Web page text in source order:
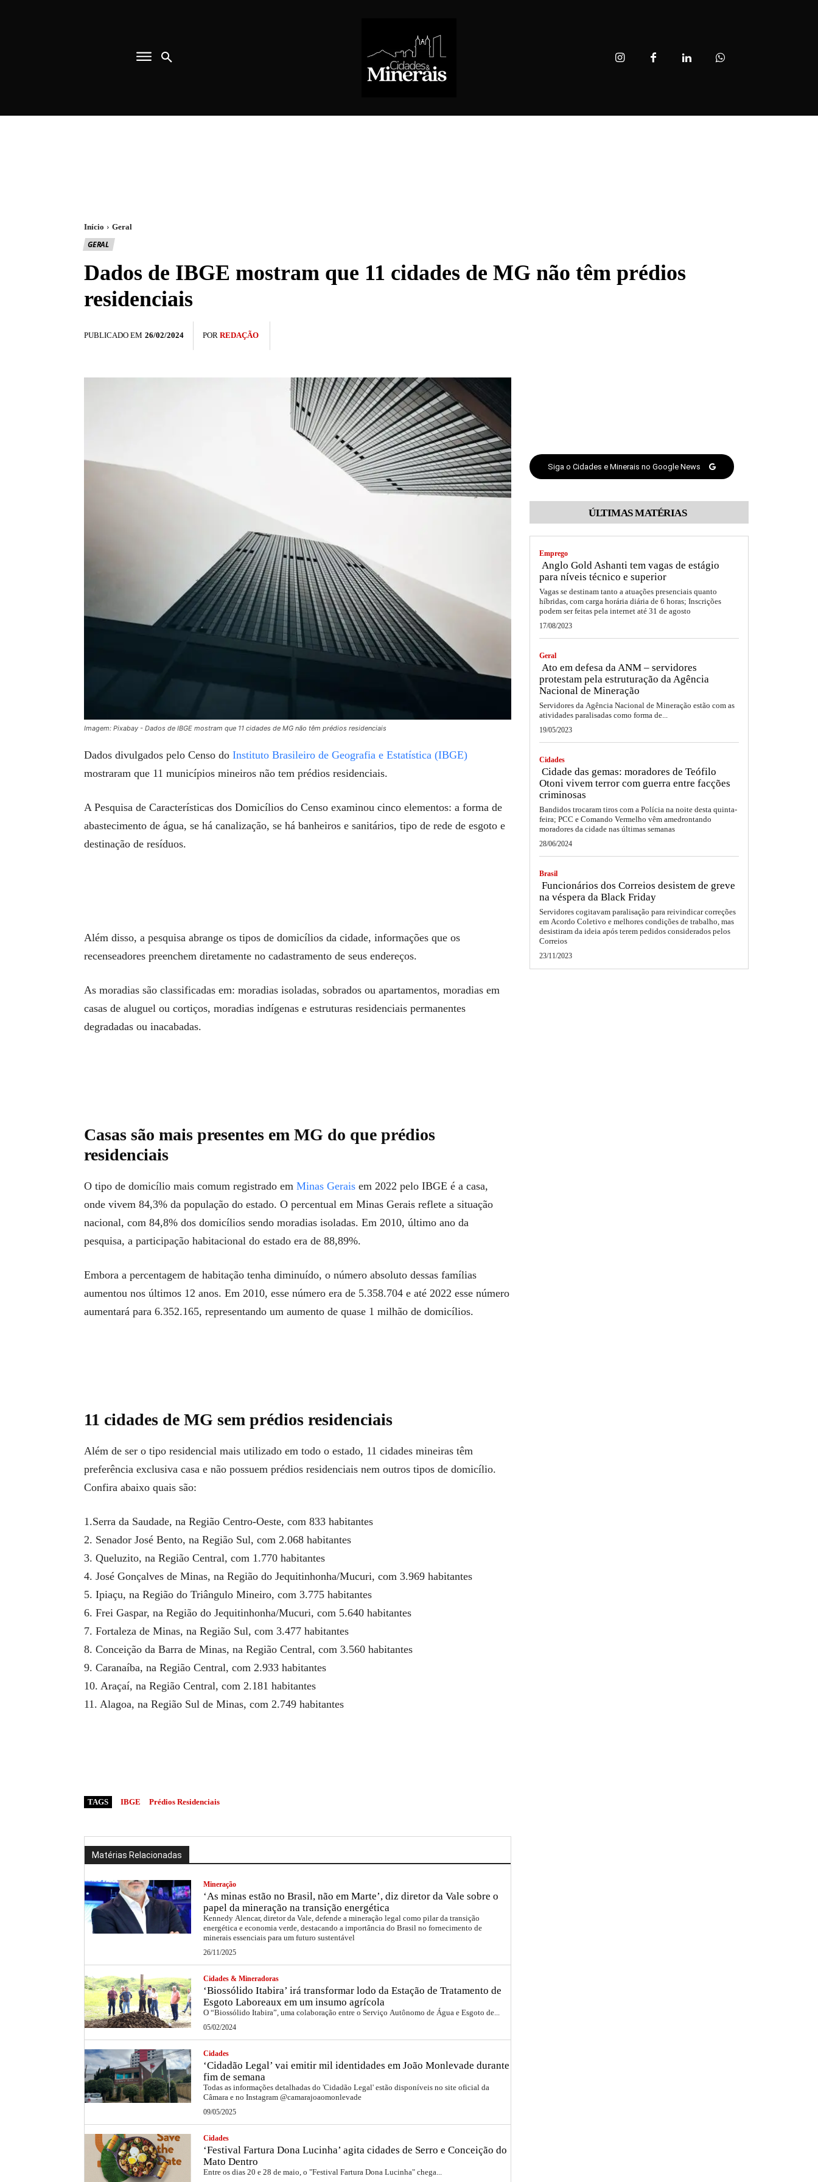
Início Geral
GERAL
Dados de IBGE mostram que 11 cidades de MG não têm prédios
residenciais
PUBLICADO EM 26/02/2024 POR REDAÇÃO
Imagem: Pixabay - Dados de IBGE mostram que 11 cidades de MG não têm prédios residenciais
Dados divulgados pelo Censo do Instituto Brasileiro de Geografia e Estatística (IBGE)
mostraram que 11 municípios mineiros não tem prédios residenciais.
A Pesquisa de Características dos Domicílios do Censo examinou cinco elementos: a forma de
abastecimento de água, se há canalização, se há banheiros e sanitários, tipo de rede de esgoto e
destinação de resíduos.
Além disso, a pesquisa abrange os tipos de domicílios da cidade, informações que os
recenseadores preenchem diretamente no cadastramento de seus endereços.
As moradias são classificadas em: moradias isoladas, sobrados ou apartamentos, moradias em
casas de aluguel ou cortiços, moradias indígenas e estruturas residenciais permanentes
degradadas ou inacabadas.
Casas são mais presentes em MG do que prédios
residenciais
O tipo de domicílio mais comum registrado em Minas Gerais em 2022 pelo IBGE é a casa,
onde vivem 84,3% da população do estado. O percentual em Minas Gerais reflete a situação
nacional, com 84,8% dos domicílios sendo moradias isoladas. Em 2010, último ano da
pesquisa, a participação habitacional do estado era de 88,89%.
Embora a percentagem de habitação tenha diminuído, o número absoluto dessas famílias
aumentou nos últimos 12 anos. Em 2010, esse número era de 5.358.704 e até 2022 esse número
aumentará para 6.352.165, representando um aumento de quase 1 milhão de domicílios.
11 cidades de MG sem prédios residenciais
Além de ser o tipo residencial mais utilizado em todo o estado, 11 cidades mineiras têm
preferência exclusiva casa e não possuem prédios residenciais nem outros tipos de domicílio.
Confira abaixo quais são:
1.Serra da Saudade, na Região Centro-Oeste, com 833 habitantes
2. Senador José Bento, na Região Sul, com 2.068 habitantes
3. Queluzito, na Região Central, com 1.770 habitantes
4. José Gonçalves de Minas, na Região do Jequitinhonha/Mucuri, com 3.969 habitantes
5. Ipiaçu, na Região do Triângulo Mineiro, com 3.775 habitantes
6. Frei Gaspar, na Região do Jequitinhonha/Mucuri, com 5.640 habitantes
7. Fortaleza de Minas, na Região Sul, com 3.477 habitantes
8. Conceição da Barra de Minas, na Região Central, com 3.560 habitantes
9. Caranaíba, na Região Central, com 2.933 habitantes
10. Araçaí, na Região Central, com 2.181 habitantes
11. Alagoa, na Região Sul de Minas, com 2.749 habitantes
TAGS IBGE Prédios Residenciais
Matérias Relacionadas
Mineração
‘As minas estão no Brasil, não em Marte’, diz diretor da Vale sobre o
papel da mineração na transição energética
Kennedy Alencar, diretor da Vale, defende a mineração legal como pilar da transição
energética e economia verde, destacando a importância do Brasil no fornecimento de
minerais essenciais para um futuro sustentável
26/11/2025
Cidades & Mineradoras
‘Biossólido Itabira’ irá transformar lodo da Estação de Tratamento de
Esgoto Laboreaux em um insumo agrícola
O “Biossólido Itabira”, uma colaboração entre o Serviço Autônomo de Água e Esgoto de...
05/02/2024
Cidades
‘Cidadão Legal’ vai emitir mil identidades em João Monlevade durante
fim de semana
Todas as informações detalhadas do 'Cidadão Legal' estão disponíveis no site oficial da
Câmara e no Instagram @camarajoaomonlevade
09/05/2025
Cidades
‘Festival Fartura Dona Lucinha’ agita cidades de Serro e Conceição do
Mato Dentro
Entre os dias 20 e 28 de maio, o "Festival Fartura Dona Lucinha" chega...
Siga o Cidades e Minerais no Google News
ÚLTIMAS MATÉRIAS
Emprego
Anglo Gold Ashanti tem vagas de estágio
para níveis técnico e superior
Vagas se destinam tanto a atuações presenciais quanto
híbridas, com carga horária diária de 6 horas; Inscrições
podem ser feitas pela internet até 31 de agosto
17/08/2023
Geral
Ato em defesa da ANM – servidores
protestam pela estruturação da Agência
Nacional de Mineração
Servidores da Agência Nacional de Mineração estão com as
atividades paralisadas como forma de...
19/05/2023
Cidades
Cidade das gemas: moradores de Teófilo
Otoni vivem terror com guerra entre facções
criminosas
Bandidos trocaram tiros com a Polícia na noite desta quinta-
feira; PCC e Comando Vermelho vêm amedrontando
moradores da cidade nas últimas semanas
28/06/2024
Brasil
Funcionários dos Correios desistem de greve
na véspera da Black Friday
Servidores cogitavam paralisação para reivindicar correções
em Acordo Coletivo e melhores condições de trabalho, mas
desistiram da ideia após terem pedidos considerados pelos
Correios
23/11/2023